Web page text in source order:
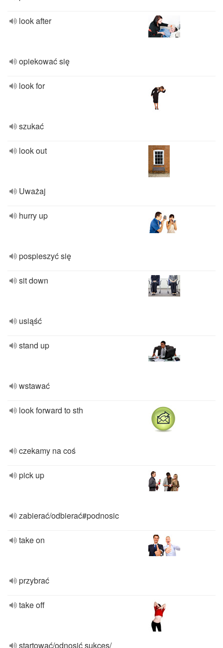
look after
opiekować się
look for
szukać
look out
Uważaj
hurry up
pospieszyć się
sit down
usiąść
stand up
wstawać
look forward to sth
czekamy na coś
pick up
zabierać/odbierać#podnosic
take on
przybrać
take off
startować/odnosić sukces/